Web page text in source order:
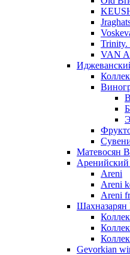
Trinity.
VAN
Матевосян
Areni
Areni
Areni
Gevorkian